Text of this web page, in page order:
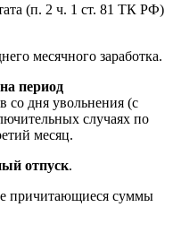
(п. 2 ч. 1 ст. 81 ТК РФ)
месячного заработка.
период
со дня увольнения (с
случаях по
месяц.
отпуск.
причитающиеся суммы